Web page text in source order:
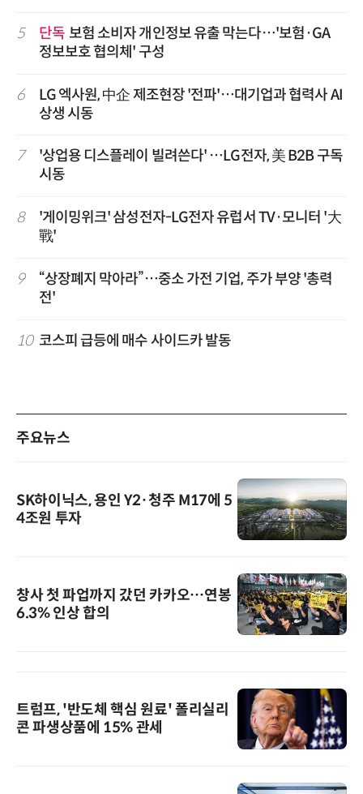
5 단독 보험 소비자 개인정보 유출 막는다…'보험·GA
정보보호 협의체' 구성
6
LG 엑사원, 中企 제조현장 '전파'…대기업과 협력사 AI
상생 시동
7
'상업용 디스플레이 빌려쓴다' …LG전자, 美 B2B 구독
시동
8
'게이밍위크' 삼성전자-LG전자 유럽서 TV·모니터 '大
戰'
9
“상장폐지 막아라”…중소 가전 기업, 주가 부양 '총력
전'
10 코스피 급등에 매수 사이드카 발동
주요뉴스
SK하이닉스, 용인 Y2·청주 M17에 5
4조원 투자
창사 첫 파업까지 갔던 카카오…연봉
6.3% 인상 합의
트럼프, '반도체 핵심 원료' 폴리실리
콘 파생상품에 15% 관세